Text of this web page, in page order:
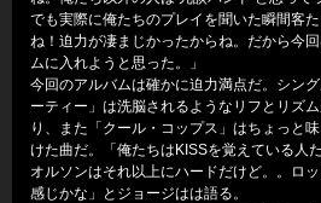
でも実際に俺たちのプレイを聞いた瞬間客
ね！迫力が凄まじかったからね。だから今
ムに入れようと思った。」
今回のアルバムは確かに迫力満点だ。シン
ーティー」は洗脳されるようなリフとリズ
り、また「クール・コップス」はちょっと
けた曲だ。「俺たちはKISSを覚えている人
オルソンはそれ以上にハードだけど。。ロ
感じかな」とジョージはは語る。